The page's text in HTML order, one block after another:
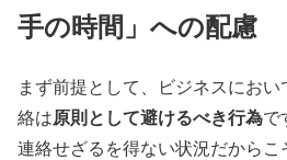
手の時間」への配慮
まず前提として、ビジネスにお
絡は原則として避けるべき行為で
連絡せざるを得ない状況だから